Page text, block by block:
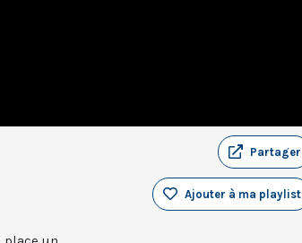
Partager
Ajouter à ma playlist